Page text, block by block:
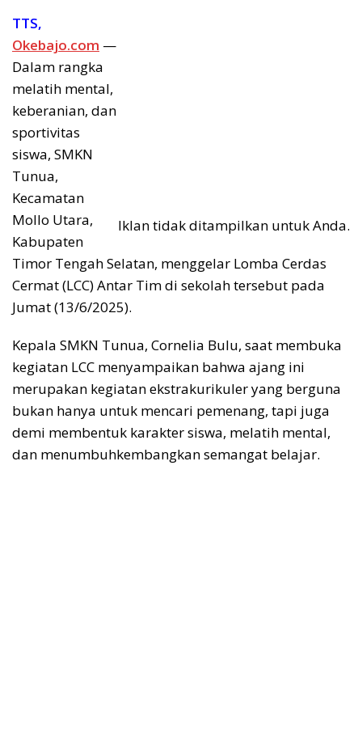
Iklan tidak ditampilkan untuk Anda.
TTS,
Okebajo.com —
Dalam rangka
melatih mental,
keberanian, dan
sportivitas
siswa, SMKN
Tunua,
Kecamatan
Mollo Utara,
Kabupaten
Timor Tengah Selatan, menggelar Lomba Cerdas
Cermat (LCC) Antar Tim di sekolah tersebut pada
Jumat (13/6/2025).
Kepala SMKN Tunua, Cornelia Bulu, saat membuka
kegiatan LCC menyampaikan bahwa ajang ini
merupakan kegiatan ekstrakurikuler yang berguna
bukan hanya untuk mencari pemenang, tapi juga
demi membentuk karakter siswa, melatih mental,
dan menumbuhkembangkan semangat belajar.